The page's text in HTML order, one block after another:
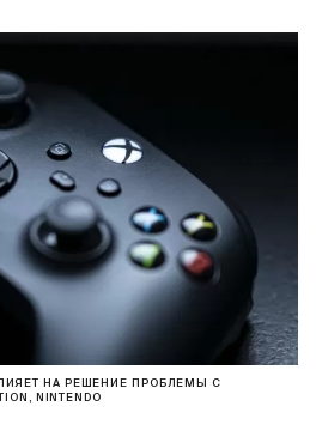
НА РЕШЕНИЕ ПРОБЛЕМЫ С
NINTENDO